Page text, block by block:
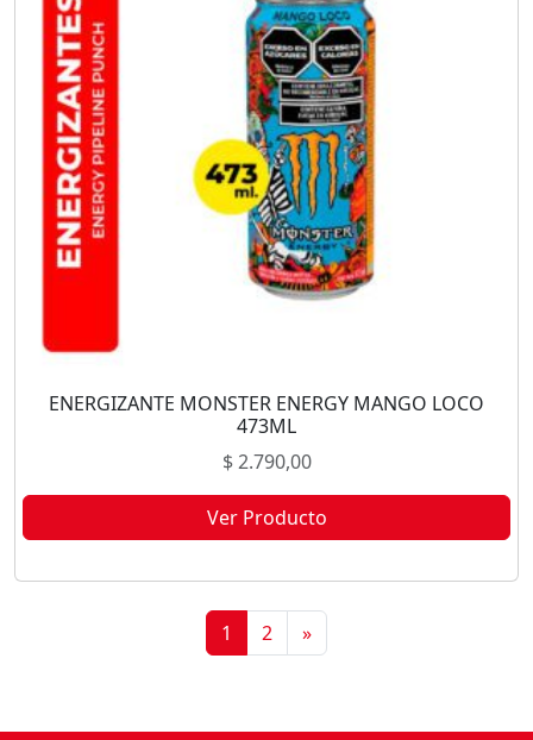
ENERGIZANTE MONSTER ENERGY MANGO LOCO
473ML
$2.790,00
Ver Producto
1 2 »